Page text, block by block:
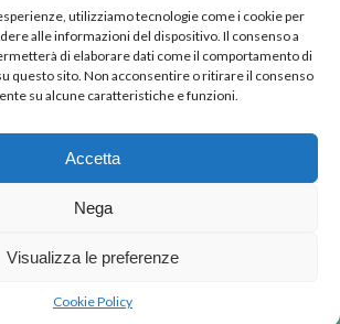
utilizziamo tecnologie come i cookie per
alle informazioni del dispositivo. Il consenso a
di elaborare dati come il comportamento di
questo sito. Non acconsentire o ritirare il consenso
su alcune caratteristiche e funzioni.
Accetta
Nega
Visualizza le preferenze
Cookie Policy
-
born inMaMaStudiOs